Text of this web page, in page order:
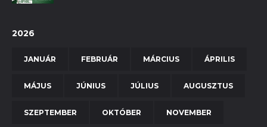
2026
JANUÁR FEBRUÁR MÁRCIUS ÁPRILIS
MÁJUS JÚNIUS JÚLIUS AUGUSZTUS
SZEPTEMBER OKTÓBER NOVEMBER